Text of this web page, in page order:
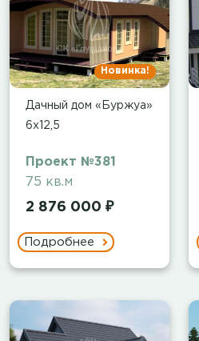
Новинка!
Дачный дом «Буржуа»
6х12,5
Проект №381
75 кв.м
2 876 000 ₽
Подробнее